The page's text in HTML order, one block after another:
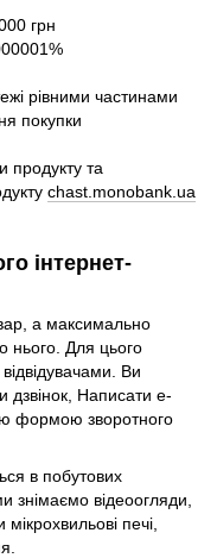
грн
рівними частинами
покупки
продукту та
chast.monobank.ua
інтернет-
а максимально
нього. Для цього
Ви
дзвінок, Написати e-
формою зворотного
в побутових
знімаємо відеоогляди,
печі,